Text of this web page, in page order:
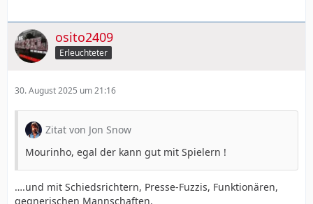
osito2409
Erleuchteter
30. August 2025 um 21:16
Zitat von Jon Snow
Mourinho, egal der kann gut mit Spielern !
….und mit Schiedsrichtern, Presse-Fuzzis, Funktionären,
gegnerischen Mannschaften.